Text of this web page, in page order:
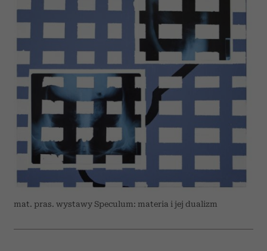
mat. pras. wystawy Speculum: materia i jej dualizm